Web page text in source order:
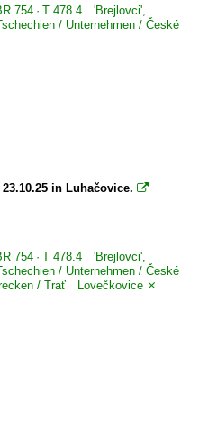
754 · T 478.4 'Brejlovci',
/ Unternehmen / České
in Luhačovice. 
754 · T 478.4 'Brejlovci',
/ Unternehmen / České
/ Trať Lovečkovice ⨯